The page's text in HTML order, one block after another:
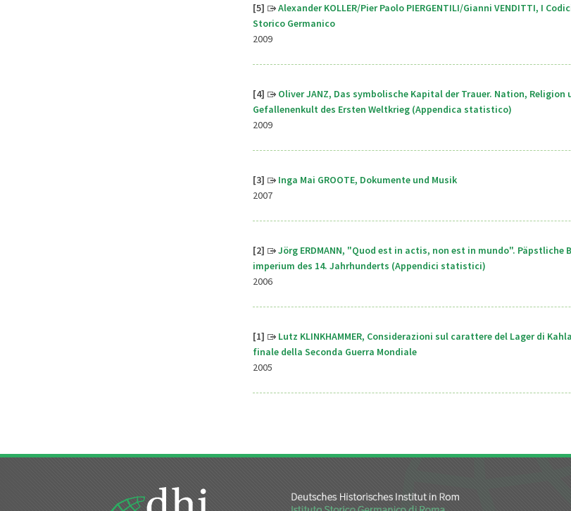
[5] Alexander KOLLER/Pier Paolo PIERGENTILI/Gianni VENDITTI, I
Storico Germanico
2009
[4]
Oliver JANZ, Das symbolische Kapital der Trauer. Nation,
Gefallenenkult des Ersten Weltkrieg (Appendica statistico)
2009
[3]
Inga Mai GROOTE, Dokumente und Musik
2007
[2]
Jörg ERDMANN, "Quod est in actis, non est in mundo".
imperium des 14. Jahrhunderts (Appendici statistici)
2006
[1]
Lutz KLINKHAMMER, Considerazioni sul carattere del Lager di
finale della Seconda Guerra Mondiale
2005